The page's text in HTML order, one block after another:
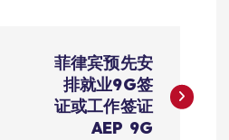
菲律宾预先安
排就业9G签
证或工作签证
AEP 9G